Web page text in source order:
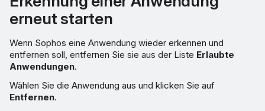
erneut starten
Wenn Sophos eine Anwendung wieder erkennen und
entfernen soll, entfernen Sie sie aus der Liste Erlaubte
Anwendungen.
Wählen Sie die Anwendung aus und klicken Sie auf
Entfernen.